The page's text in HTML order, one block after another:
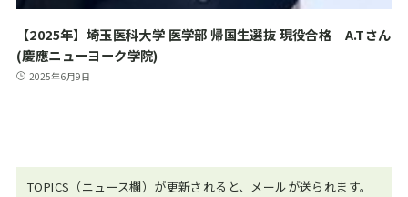
【2025年】埼玉医科大学 医学部 帰国生選抜 現役合格 A.Tさん
(慶應ニューヨーク学院)
2025年6月9日
TOPICS（ニュース欄）が更新されると、メールが送られます。